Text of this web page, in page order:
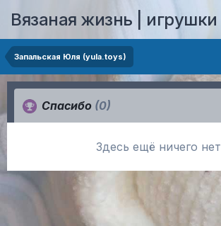
Вязаная жизнь | игрушки
Запальская Юля (yula.toys)
Спасибо (0)
Здесь ещё ничего нет